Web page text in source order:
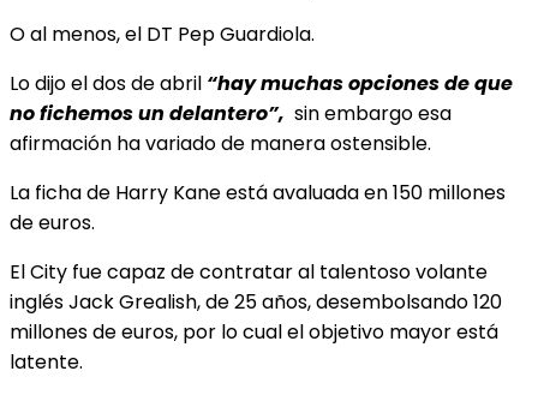
O al menos, el DT Pep Guardiola.
Lo dijo el dos de abril “hay muchas opciones de que
no fichemos un delantero”, sin embargoesa
afirmación ha variado de manera ostensible.
La ficha de Harry Kane está avaluada en 150 millones
de euros.
El City fue capaz de contratar al talentoso volante
inglés Jack Grealish, de 25 años, desembolsando 120
millones de euros, por lo cual el objetivo mayor está
latente.